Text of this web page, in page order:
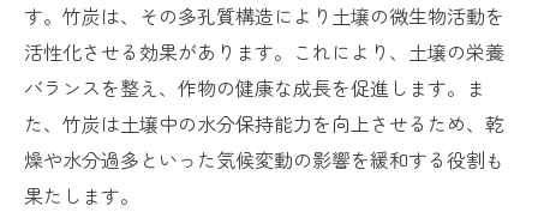
す。竹炭は、その多孔質構造により土壌の微生物活動を
活性化させる効果があります。これにより、土壌の栄養
バランスを整え、作物の健康な成長を促進します。ま
た、竹炭は土壌中の水分保持能力を向上させるため、乾
燥や水分過多といった気候変動の影響を緩和する役割も
果たします。